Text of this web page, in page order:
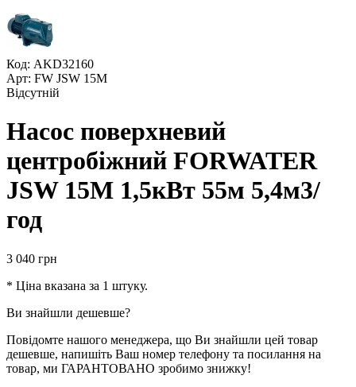
Код: AKD32160
Арт: FW JSW 15M
Відсутній
Насос поверхневий
центробіжний FORWATER
JSW 15M 1,5кВт 55м 5,4м3/
год
3 040 грн
* Ціна вказана за 1 штуку.
Ви знайшли дешевше?
Повідомте нашого менеджера, що Ви знайшли цей товар
дешевше, напишіть Ваш номер телефону та посилання на
товар, ми ГАРАНТОВАНО зробимо знижку!